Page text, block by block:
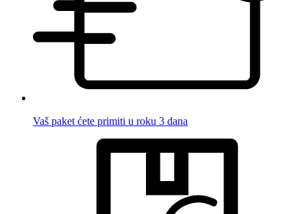
Vaš paket ćete primiti u roku 3 dana